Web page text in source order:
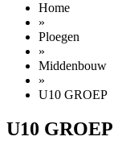
Home
»
Ploegen
»
Middenbouw
»
U10 GROEP
U10 GROEP